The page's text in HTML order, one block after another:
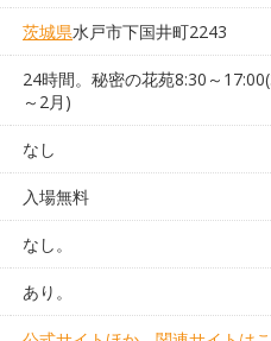
茨城県水戸市下国井町2243
24時間。秘密の花苑8:30～
～2月)
なし
入場無料
なし。
あり。